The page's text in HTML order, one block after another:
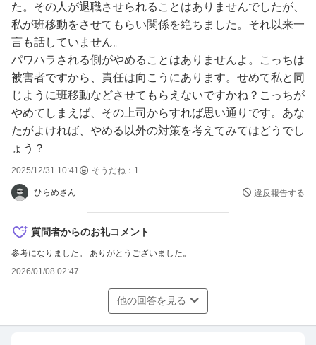
た。その人が退職させられることはありませんでしたが、
私が班移動をさせてもらい関係を絶ちました。それ以来一
言も話していません。
パワハラされる側がやめることはありませんよ。こっちは
被害者ですから、責任は向こうにあります。せめて私と同
じように班移動などさせてもらえないですかね？こっちが
やめてしまえば、その上司からすれば思い通りです。あな
たがよければ、やめる以外の対策を考えてみてはどうでし
ょう？
2025/12/31 10:41 そうだね： 1
ひらめさん 違反報告する
質問者からのお礼コメント
参考になりました。 ありがとうございました。
2026/01/08 02:47
他の回答を見る